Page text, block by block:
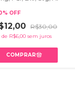
% OFF
R$30,00
de R$6,00 sem juros